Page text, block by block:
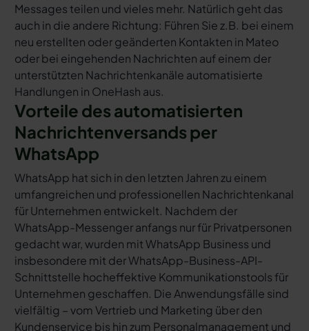
Messages teilen und vieles mehr. Natürlich geht das
auch in die andere Richtung: Führen Sie z.B. bei einem
neu erstellten oder geänderten Kontakten in Mateo
oder bei eingehenden Nachrichten auf einem der
unterstützten Nachrichtenkanäle automatisierte
Handlungen in OneHash aus.
Vorteile des automatisierten
Nachrichtenversands per
WhatsApp
WhatsApp hat sich in den letzten Jahren zu einem
umfangreichen und professionellen Nachrichtenkanal
für Unternehmen entwickelt. Nachdem der
WhatsApp-Messenger anfangs nur für Privatpersonen
gedacht war, wurden mit WhatsApp Business und
insbesondere mit der WhatsApp-Business-API-
Schnittstelle hocheffektive Kommunikationstools für
Unternehmen geschaffen. Die Anwendungsfälle sind
vielfältig – vom Vertrieb und Marketing über den
Kundenservice bis hin zum Personalmanagement und